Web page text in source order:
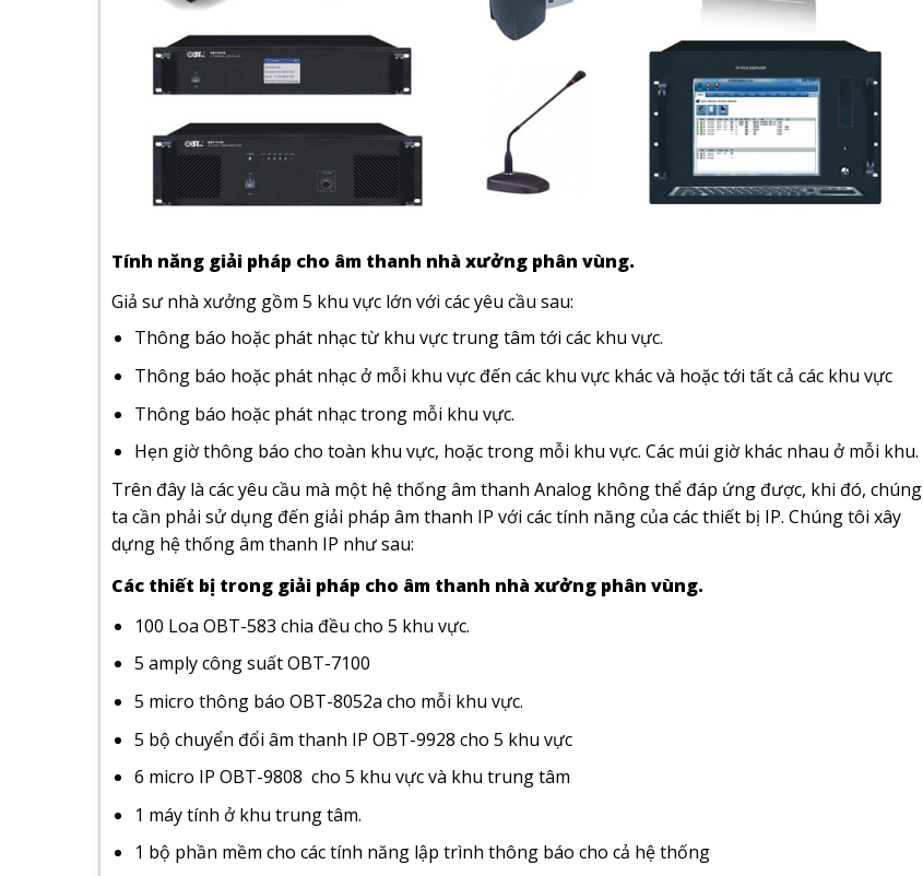
Tính năng giải pháp cho âm thanh nhà xưởng phân vùng.
Giả sư nhà xưởng gồm 5 khu vực lớn với các yêu cầu sau:
Thông báo hoặc phát nhạc từ khu vực trung tâm tới các khu vực.
Thông báo hoặc phát nhạc ở mỗi khu vực đến các khu vực khác và hoặc tới tất cả các khu vực
Thông báo hoặc phát nhạc trong mỗi khu vực.
Hẹn giờ thông báo cho toàn khu vực, hoặc trong mỗi khu vực. Các múi giờ khác nhau ở mỗi khu.
Trên đây là các yêu cầu mà một hệ thống âm thanh Analog không thể đáp ứng được, khi đó, chúng
ta cần phải sử dụng đến giải pháp âm thanh IP với các tính năng của các thiết bị IP. Chúng tôi xây
dựng hệ thống âm thanh IP như sau:
Các thiết bị trong giải pháp cho âm thanh nhà xưởng phân vùng.
100 Loa OBT-583 chia đều cho 5 khu vực.
5 amply công suất OBT-7100
5 micro thông báo OBT-8052a cho mỗi khu vực.
5 bộ chuyển đổi âm thanh IP OBT-9928 cho 5 khu vực
6 micro IP OBT-9808 cho 5 khu vực và khu trung tâm
1 máy tính ở khu trung tâm.
1 bộ phần mềm cho các tính năng lập trình thông báo cho cả hệ thống